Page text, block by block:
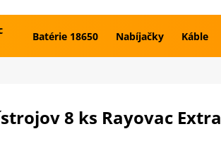
Batérie 18650 Nabíjačky Káble
8 ks Rayovac